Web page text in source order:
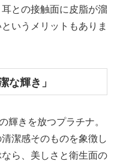
との接触面に皮脂が溜
いうメリットもありま
な輝き」
輝きを放つプラチナ。
潔感そのものを象徴し
ら、美しさと衛生面の